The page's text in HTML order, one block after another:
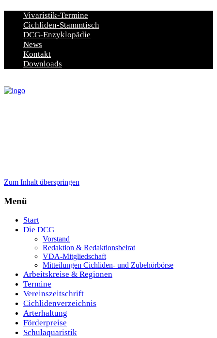
Vivaristik-Termine
Cichliden-Stammtisch
DCG-Enzyklopädie
News
Kontakt
Downloads
Zum Inhalt überspringen
Menü
Start
Die DCG
Vorstand
Redaktion & Redaktionsbeirat
VDA-Mitgliedschaft
Mitteilungen Cichliden- und Zubehörbörse
Arbeitskreise & Regionen
Termine
Vereinszeitschrift
Cichlidenverzeichnis
Arterhaltung
Förderpreise
Schulaquaristik